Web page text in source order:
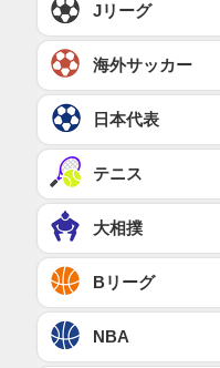
Jリーグ
海外サッカー
日本代表
テニス
大相撲
Bリーグ
NBA